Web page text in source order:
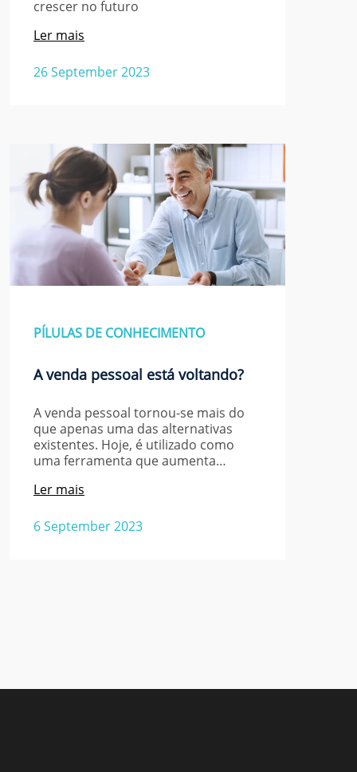
crescer no futuro
26 September 2023
Ler mais
PÍLULAS DE CONHECIMENTO
A venda pessoal está voltando?
A venda pessoal tornou-se mais do
que apenas uma das alternativas
existentes. Hoje, é utilizado como
uma ferramenta que aumenta…
6 September 2023
Ler mais